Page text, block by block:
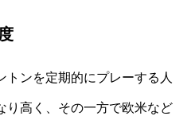
ンを定期的にプレーする人
り高く、その一方で欧米など